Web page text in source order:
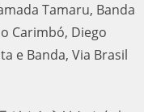
Tamaru, Banda
Carimbó, Diego
e Banda, Via Brasil